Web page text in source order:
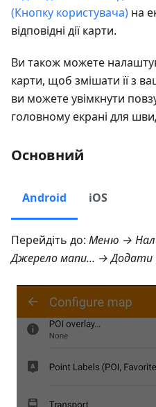
(Кнопку користувача) на
відповідні дії карти.
Ви також можете
карти, щоб змішати її з
ви можете увімкнути
головному екрані для
Основний
Android iOS
Перейдіть до: Меню →
Джерело мапи… →